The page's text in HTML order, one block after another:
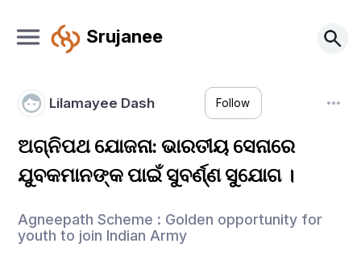
Srujanee
Lilamayee Dash Follow
ଅଗ୍ନିପଥ ଯୋଜନା: ଭାରତୀୟ ସେନାରେ
ଯୁବକମାନଙ୍କ ପାଇଁ ସୁବର୍ଣ୍ଣ ସୁଯୋଗ ।
Agneepath Scheme : Golden opportunity for
youth to join Indian Army